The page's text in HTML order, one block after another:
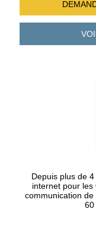
Depuis plus de
internet pour les
communication
60